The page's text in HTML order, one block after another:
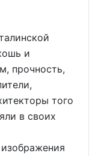
и
прочность,
того
в своих